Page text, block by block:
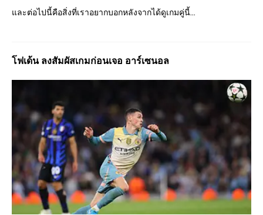
และต่อไปนี้คือสิ่งที่เราอยากบอกหลังจากได้ดูเกมคู่นี้...
โฟเด้น ลงสัมผัสเกมก่อนเจอ อาร์เซนอล